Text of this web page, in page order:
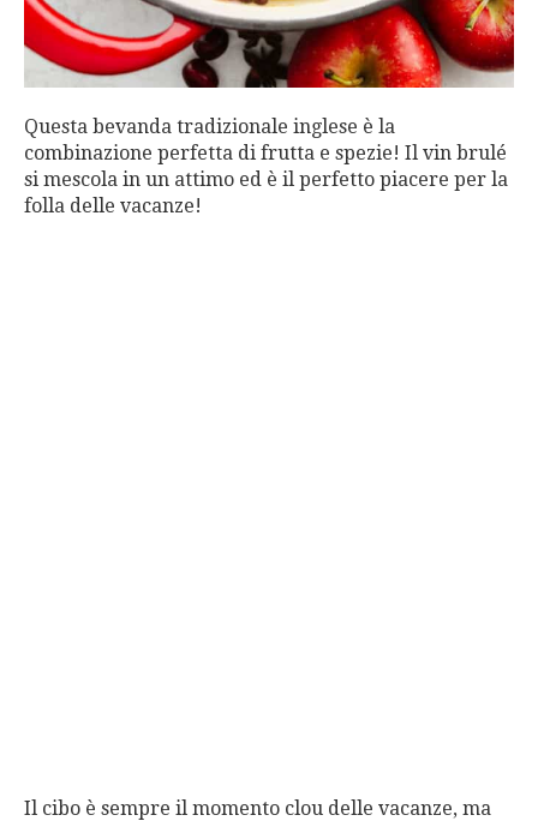
Questa bevanda tradizionale inglese è la
combinazione perfetta di frutta e spezie! Il vin brulé
si mescola in un attimo ed è il perfetto piacere per la
folla delle vacanze!
Il cibo è sempre il momento clou delle vacanze, ma